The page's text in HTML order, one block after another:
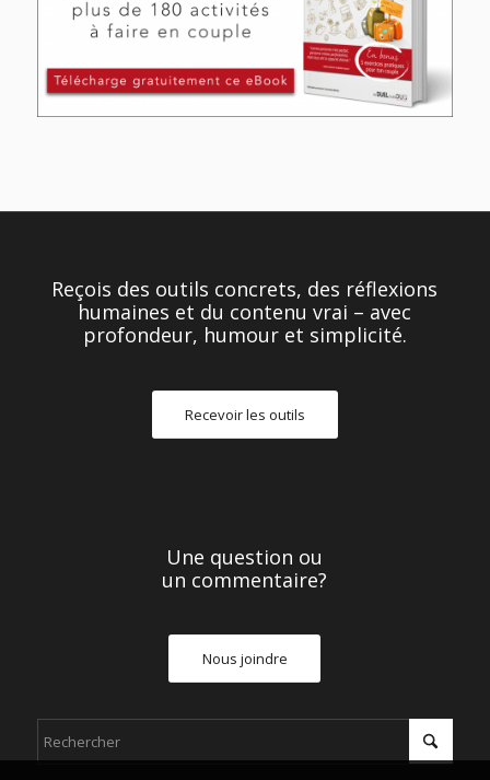
Reçois des outils concrets, des réflexions
humaines et du contenu vrai – avec
profondeur, humour et simplicité.
Recevoir les outils
Une question ou
un commentaire?
Nous joindre